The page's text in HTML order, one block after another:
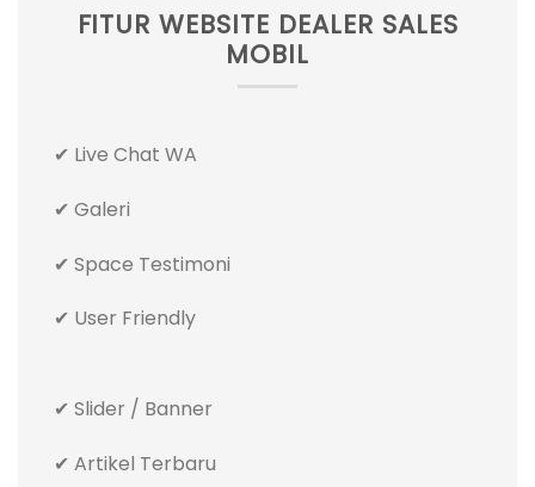
FITUR WEBSITE DEALER SALES
MOBIL
✔ Live Chat WA
✔ Galeri
✔ Space Testimoni
✔ User Friendly
✔ Slider / Banner
✔ Artikel Terbaru